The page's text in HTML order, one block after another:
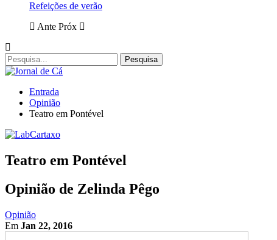
Refeições de verão
Ante Próx
Entrada
Opinião
Teatro em Pontével
Teatro em Pontével
Opinião de Zelinda Pêgo
Opinião
Em Jan 22, 2016